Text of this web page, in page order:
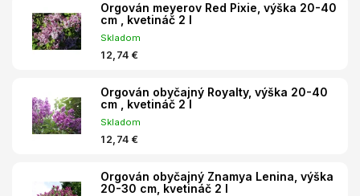
Orgován meyerov Red Pixie, výška 20-40
cm , kvetináč 2 l
Skladom
12,74 €
Orgován obyčajný Royalty, výška 20-40
cm , kvetináč 2 l
Skladom
12,74 €
Orgován obyčajný Znamya Lenina, výška
20-30 cm, kvetináč 2 l